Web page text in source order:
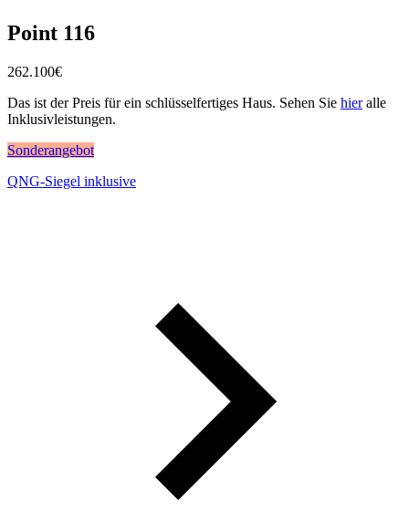
Point 116
262.100€
Das ist der Preis für ein schlüsselfertiges Haus. Sehen Sie hieralle
Inklusivleistungen.
Sonderangebot
QNG-Siegel inklusive